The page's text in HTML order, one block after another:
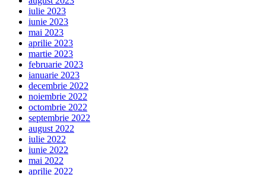
iulie 2023
iunie 2023
mai 2023
aprilie 2023
martie 2023
februarie 2023
ianuarie 2023
decembrie 2022
noiembrie 2022
octombrie 2022
septembrie 2022
august 2022
iulie 2022
iunie 2022
mai 2022
aprilie 2022